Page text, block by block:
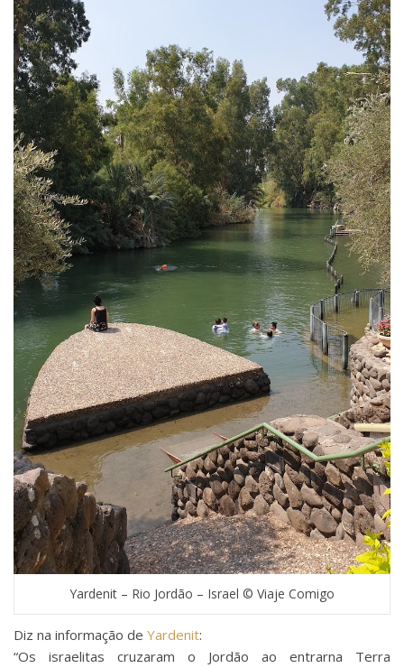
Yardenit – Rio Jordão – Israel © Viaje Comigo
Diz na informação de Yardenit:
“Os israelitas cruzaram o Jordão ao entrarna Terra